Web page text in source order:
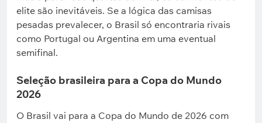
elite são inevitáveis. Se a lógica das camisas
pesadas prevalecer, o Brasil só encontraria rivais
como Portugal ou Argentina em uma eventual
semifinal.
Seleção brasileira para a Copa do Mundo
2026
O Brasil vai para a Copa do Mundo de 2026 com